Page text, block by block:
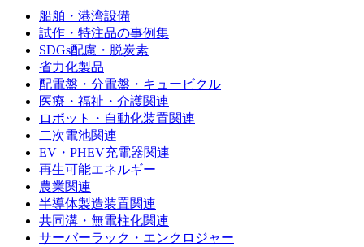
船舶・港湾設備
試作・特注品の事例集
SDGs配慮・脱炭素
省力化製品
配電盤・分電盤・キュービクル
医療・福祉・介護関連
ロボット・自動化装置関連
二次電池関連
EV・PHEV充電器関連
再生可能エネルギー
農業関連
半導体製造装置関連
共同溝・無電柱化関連
サーバーラック・エンクロジャー